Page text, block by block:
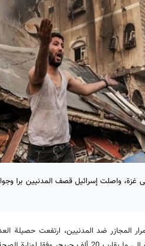
من الحرب على غزة، واصلت إسرائيل قصف المدنيين